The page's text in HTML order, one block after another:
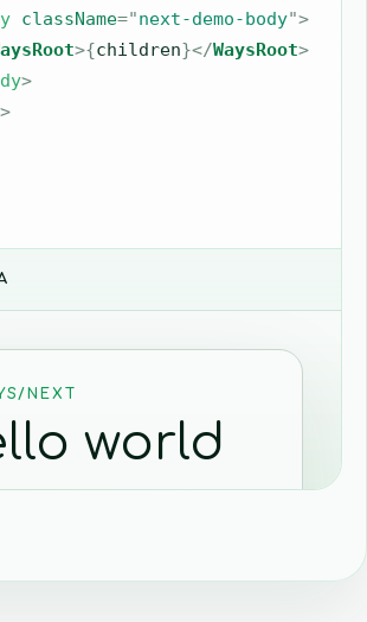
className="next-demo-body">
>{children}</WaysRoot>
>
>